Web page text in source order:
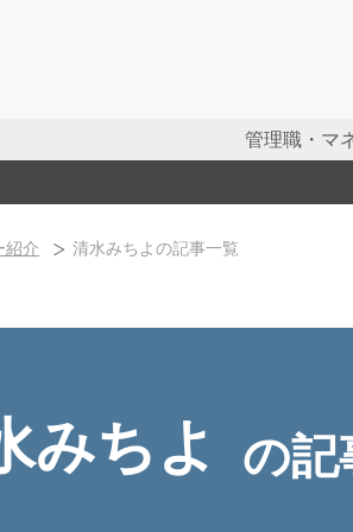
管理職・マ
紹介 清水みちよの記事一覧
みちよ の記